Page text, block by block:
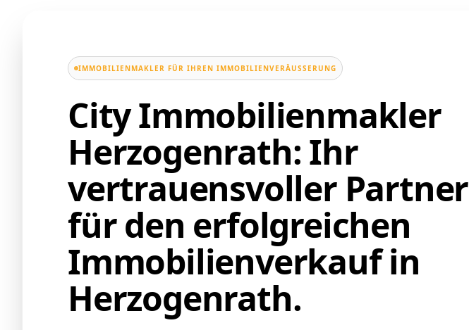
IMMOBILIENMAKLER FÜR IHREN IMMOBILIENVERÄUSSERUNG
City Immobilienmakler
Herzogenrath: Ihr
vertrauensvoller Partner
für den erfolgreichen
Immobilienverkauf in
Herzogenrath.